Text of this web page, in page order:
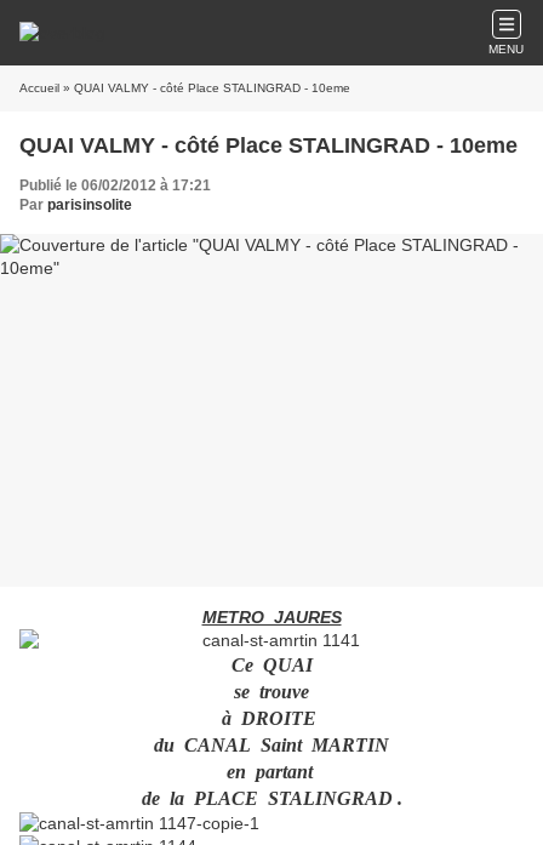
MENU
Accueil » QUAI VALMY - côté Place STALINGRAD - 10eme
QUAI VALMY - côté Place STALINGRAD - 10eme
Publié le 06/02/2012 à 17:21
Par parisinsolite
METRO JAURES
Ce QUAI
se trouve
à DROITE
du CANAL Saint MARTIN
en partant
de la PLACE STALINGRAD .